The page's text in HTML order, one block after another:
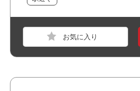
・ウォーターフォール開発に携われ
・上流工程に携われます
・幅広い年齢層の方が活躍してい
・長期就業が見込める案件です
PM